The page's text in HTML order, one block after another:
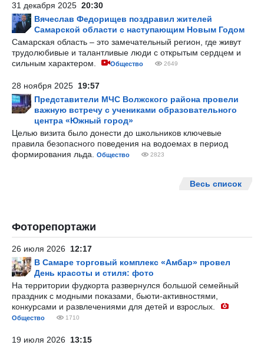
31 декабря 2025 20:30
Вячеслав Федорищев поздравил жителей
Самарской области с наступающим Новым Годом
Самарская область – это замечательный регион, где живут
трудолюбивые и талантливые люди с открытым сердцем и
сильным характером.
Общество 2649
28 ноября 2025 19:57
Представители МЧС Волжского района провели
важную встречу с учениками образовательного
центра «Южный город»
Целью визита было донести до школьников ключевые
правила безопасного поведения на водоемах в период
формирования льда.
Общество 2823
Весь список
Фоторепортажи
26 июля 2026 12:17
В Самаре торговый комплекс «Амбар» провел
День красоты и стиля: фото
На территории фудкорта развернулся большой семейный
праздник с модными показами, бьюти-активностями,
конкурсами и развлечениями для детей и взрослых.
Общество 1710
19 июля 2026 13:15